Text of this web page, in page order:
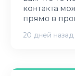
контакта
прямо в
20 дней назад